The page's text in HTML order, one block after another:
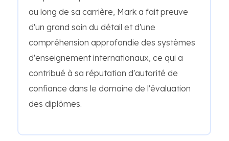
au long de sa carrière, Mark a fait preuve
d'un grand soin du détail et d'une
compréhension approfondie des systèmes
d'enseignement internationaux, ce qui a
contribué à sa réputation d'autorité de
confiance dans le domaine de l'évaluation
des diplômes.